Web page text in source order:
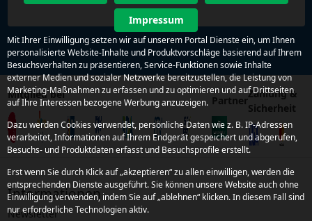
Mitglied bei Partner
Zahlung &
Sicherheit
Informationen
Newsletter
Impressum
Mit Ihrer Einwilligung setzen wir auf unserem Portal Dienste ein, um Ihnen
personalisierte Website-Inhalte und Produktvorschläge basierend auf Ihrem
Besuchsverhalten zu präsentieren, Service-Funktionen sowie Inhalte
externer Medien und sozialer Netzwerke bereitzustellen, die Leistung von
Marketing-Maßnahmen zu erfassen und zu optimieren und auf Drittseiten
auf Ihre Interessen bezogene Werbung anzuzeigen.
Dazu werden Cookies verwendet, persönliche Daten wie z. B. IP-Adressen
verarbeitet, Informationen auf Ihrem Endgerät gespeichert und abgerufen,
Besuchs- und Produktdaten erfasst und Besuchsprofile erstellt.
Erst wenn Sie durch Klick auf „akzeptieren“ zu allen einwilligen, werden die
entsprechenden Dienste ausgeführt. Sie können unsere Website auch ohne
Einwilligung verwenden, indem Sie auf „ablehnen“ klicken. In diesem Fall sind
nur erforderliche Technologien aktiv.